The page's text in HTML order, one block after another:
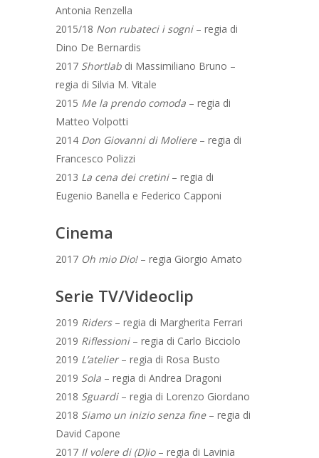
Antonia Renzella
2015/18 Non rubateci i sogni– regia di
Dino De Bernardis
2017 Shortlabdi Massimiliano Bruno –
regia di Silvia M. Vitale
2015 Me la prendo comoda– regia di
Matteo Volpotti
2014 Don Giovanni di Moliere– regia di
Francesco Polizzi
2013 La cena dei cretini– regia di
Eugenio Banella e Federico Capponi
Cinema
2017 Oh mio Dio!– regia Giorgio Amato
Serie TV/Videoclip
2019 Riders– regia di Margherita Ferrari
2019 Riflessioni– regia di Carlo Bicciolo
2019 L’atelier– regia di Rosa Busto
2019 Sola– regia di Andrea Dragoni
2018 Sguardi– regia di Lorenzo Giordano
2018 Siamo un inizio senza fine– regia di
David Capone
2017 Il volere di (D)io– regia di Lavinia